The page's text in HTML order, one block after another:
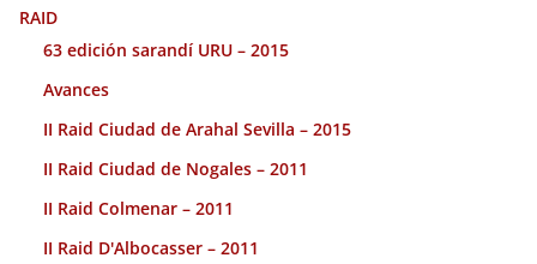
RAID
63 edición sarandí URU – 2015
Avances
II Raid Ciudad de Arahal Sevilla – 2015
II Raid Ciudad de Nogales – 2011
II Raid Colmenar – 2011
II Raid D'Albocasser – 2011